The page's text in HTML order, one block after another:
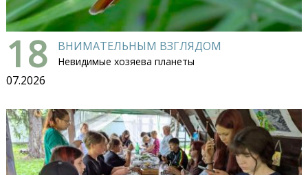
18
07.2026
ВНИМАТЕЛЬНЫМ ВЗГЛЯДОМ
Невидимые хозяева планеты